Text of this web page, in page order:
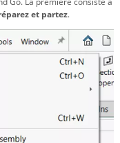
et partez.